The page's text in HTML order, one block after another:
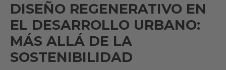
DISEÑO REGENERATIVO EN
EL DESARROLLO URBANO:
MÁS ALLÁ DE LA
SOSTENIBILIDAD